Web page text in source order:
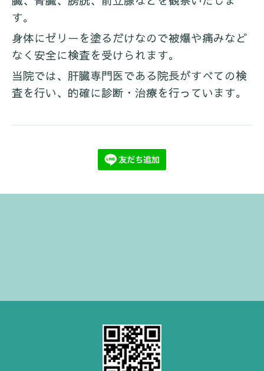
す。
身体にゼリーを塗るだけなので被爆や痛みなど
なく安全に検査を受けられます。
当院では、肝臓専門医である院長がすべての検
査を行い、的確に診断・治療を行っています。